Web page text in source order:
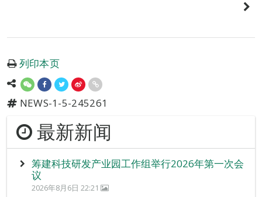
列印本页
NEWS-1-5-245261
最新新闻
筹建科技研发产业园工作组举行2026年第一次会
议
2026年8月6日 22:21